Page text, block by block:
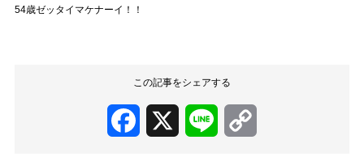
54歳ゼッタイマケナーイ！！
この記事をシェアする
Facebook Line